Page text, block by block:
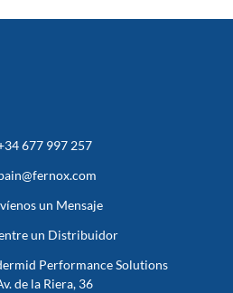
677 997 257
un Mensaje
un Distribuidor
Performance Solutions
de la Riera, 36